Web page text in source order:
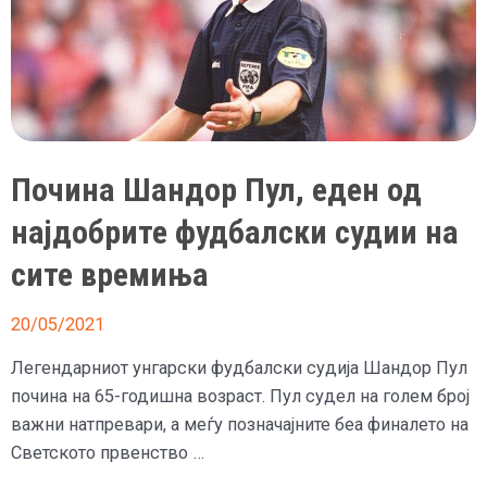
Почина Шандор Пул, еден од
најдобрите фудбалски судии на
сите времиња
20/05/2021
Легендарниот унгарски фудбалски судија Шандор Пул
почина на 65-годишна возраст. Пул судел на голем број
важни натпревари, а меѓу позначајните беа финалето на
Светското првенство …